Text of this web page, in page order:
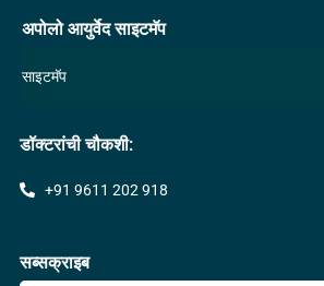
अपोलो आयुर्वेद साइटमॅप
साइटमॅप
डॉक्टरांची चौकशी:
+91 9611 202 918
सब्सक्राइब